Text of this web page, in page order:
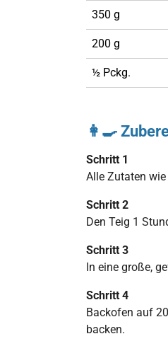
350 g
200 g
½ Pckg.
👩‍🍳
Schritt 1
Alle Zutaten
Schritt 2
Den Teig 1
Schritt 3
In eine große,
Schritt 4
Backofen auf
backen.